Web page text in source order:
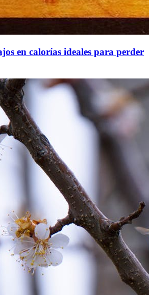
en calorías ideales para perder